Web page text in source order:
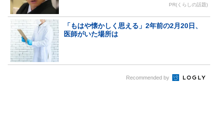
PR(くらしの話題)
「もはや懐かしく思える」2年前の2月20日、
医師がいた場所は
Recommended by